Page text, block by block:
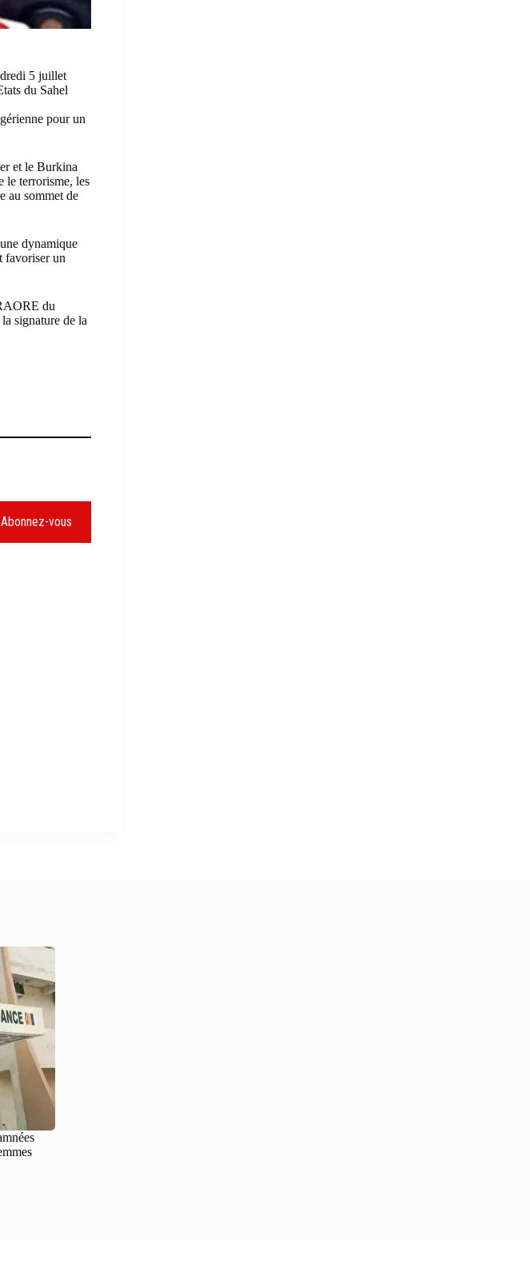
5 juillet
du Sahel
pour un
et le Burkina
le terrorisme, les
au sommet de
dynamique
favoriser un
du
signature de la
Abonnez-vous